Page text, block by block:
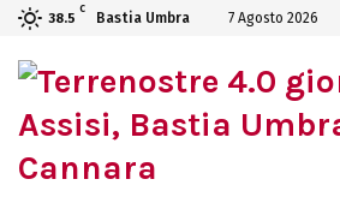
38.5
C
Bastia Umbra 7 Agosto 2026